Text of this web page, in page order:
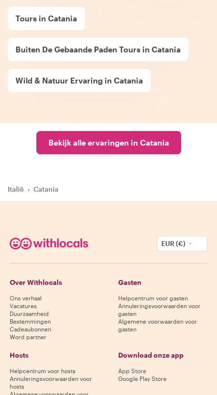
Tours in Catania
Buiten De Gebaande Paden Tours in Catania
Wild & Natuur Ervaring in Catania
Bekijk alle ervaringen in Catania
Italië › Catania
EUR (€)
Over Withlocals
Ons verhaal
Vacatures
Duurzaamheid
Bestemmingen
Cadeaubonnen
Word partner
Gasten
Helpcentrum voor gasten
Annuleringsvoorwaarden voor
gasten
Algemene voorwaarden voor
gasten
Hosts
Helpcentrum voor hosts
Annuleringsvoorwaarden voor
hosts
Download onze app
App Store
Google Play Store